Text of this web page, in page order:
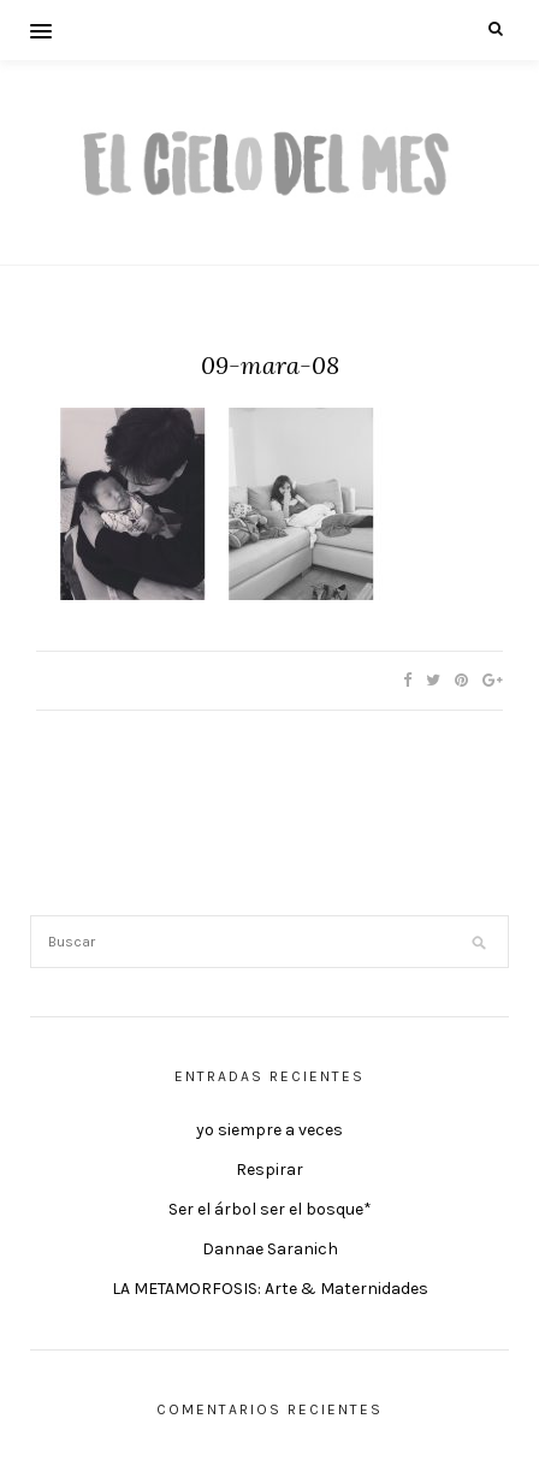
09-mara-08
ENTRADAS RECIENTES
yo siempre a veces
Respirar
Ser el árbol ser el bosque*
Dannae Saranich
LA METAMORFOSIS: Arte & Maternidades
COMENTARIOS RECIENTES